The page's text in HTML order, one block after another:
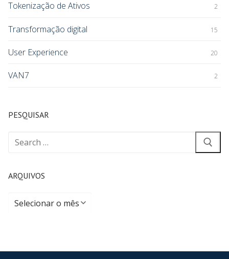
Tokenização de Ativos 2
Transformação digital 15
User Experience 20
VAN7 2
PESQUISAR
ARQUIVOS